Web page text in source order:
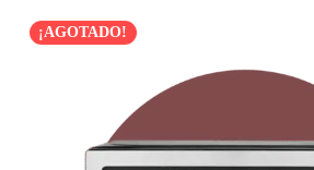
¡AGOTADO!